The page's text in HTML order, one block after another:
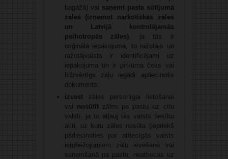
bagāžā) vai saņemt pasta sūtījumā
zāles (izņemot narkotiskās zāles
un Latvijā kontrolējamās
psihotropās zāles) , ja tās ir
oriģinālā iepakojumā, to ražotājs un
ražotājvalsts ir identificējami uz
iepakojuma un ir pirkuma čeks vai
līdzvērtīgs zāļu iegādi apliecinošs
dokuments;
izvestzāles personīgai lietošanai
vai nosūtīt zāles pa pastu uz citu
valsti, ja to atļauj tās valsts tiesību
akti, uz kuru zāles nosūta (iepriekš
pārliecinoties par attiecīgās valsts
ierobežojumiem zāļu ievešanā vai
saņemšanā pa pastu; neattiecas uz